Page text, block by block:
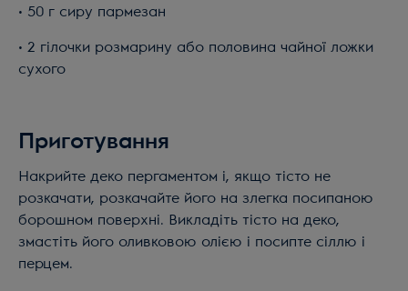
• 50 г сиру пармезан
• 2 гілочки розмарину або половина чайної ложки
сухого
Приготування
Накрийте деко пергаментом і, якщо тісто не
розкачати, розкачайте його на злегка посипаною
борошном поверхні. Викладіть тісто на деко,
змастіть його оливковою олією і посипте сіллю і
перцем.